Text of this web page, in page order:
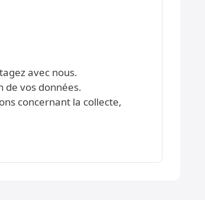
avec nous.
de vos données.
concernant la collecte,